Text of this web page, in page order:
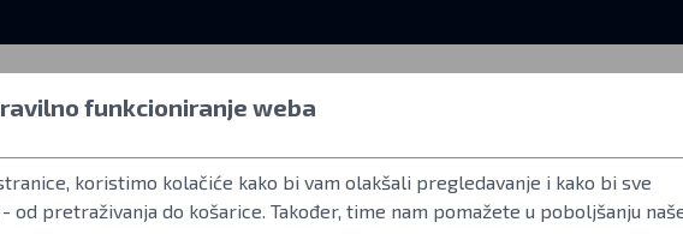
Sve o kupovini
Kako kupovat
Uvjeti poslovanja
Korisnički račun
Često postavljana pitanja
funkcioniranje weba
koristimo kolačiće kako bi vam olakšali pregledavanje i kako bi sve
od pretraživanja do košarice. Također, time nam pomažete u poboljšanju